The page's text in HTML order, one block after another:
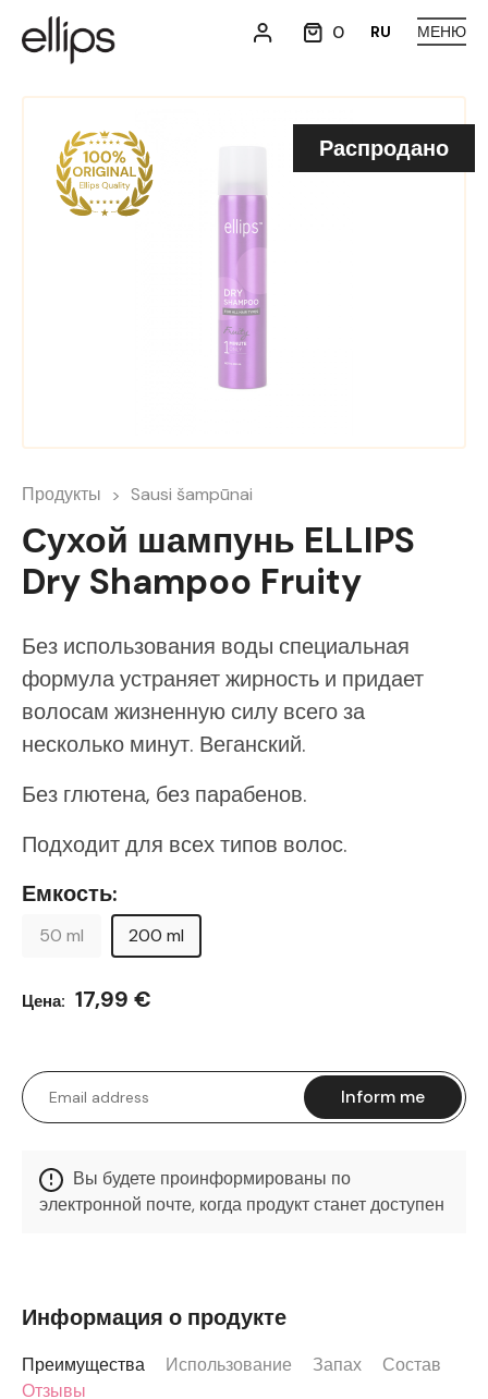
0 RU МЕНЮ
Распродано
Продукты Sausi šampūnai
Сухой шампунь ELLIPS
Dry Shampoo Fruity
Без использования воды специальная
формула устраняет жирность и придает
волосам жизненную силу всего за
несколько минут. Веганский.
Без глютена, без парабенов.
Подходит для всех типов волос.
Емкость:
50 ml 200 ml
Цена: 17,99 €
Inform me
Вы будете проинформированы по
электронной почте, когда продукт станет доступен
Информация о продукте
Преимущества Использование Запах
Состав
Отзывы